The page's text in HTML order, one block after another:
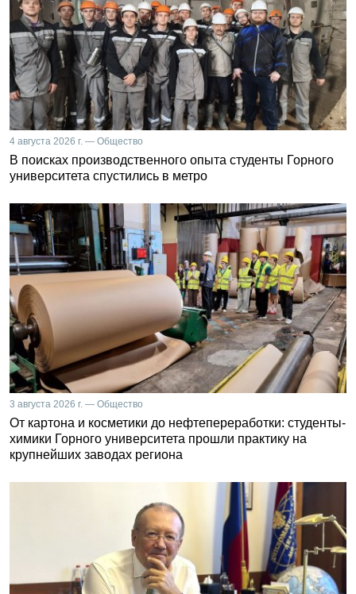
4 августа 2026 г. — Общество
В поисках производственного опыта студенты Горного
университета спустились в метро
3 августа 2026 г. — Общество
От картона и косметики до нефтепереработки: студенты-
химики Горного университета прошли практику на
крупнейших заводах региона